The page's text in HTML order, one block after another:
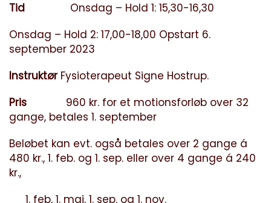
Tid Onsdag – Hold 1: 15,30-16,30
Onsdag – Hold 2: 17,00-18,00 Opstart 6.
september 2023
Instruktør Fysioterapeut Signe Hostrup.
Pris 960 kr. for et motionsforløb over 32
gange, betales 1. september
Beløbet kan evt. også betales over 2 gange á
480 kr., 1. feb. og 1. sep. eller over 4 gange á 240
kr.,
feb, 1. maj, 1. sep. og 1. nov.